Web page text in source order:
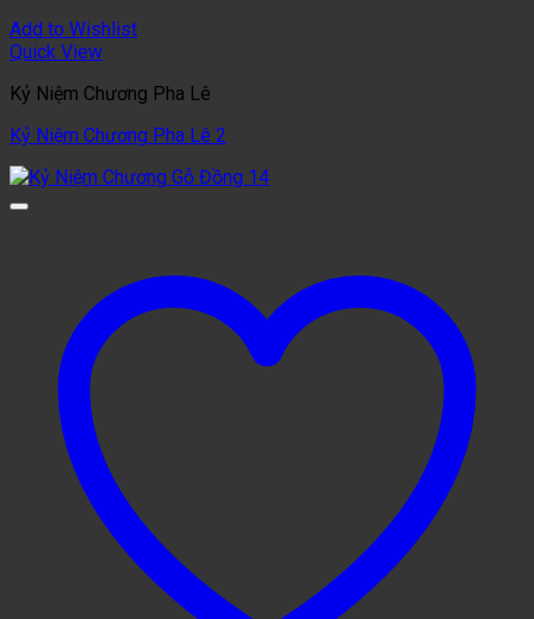
Add to Wishlist
Quick View
Kỷ Niệm Chương Pha Lê
Kỷ Niệm Chương Pha Lê 2